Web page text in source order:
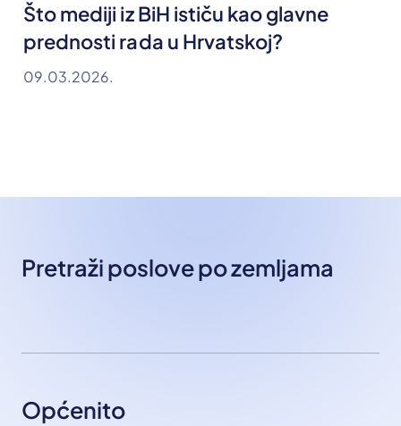
Što mediji iz BiH ističu kao glavne
prednosti rada u Hrvatskoj?
09.03.2026.
Pretraži poslove po zemljama
Općenito